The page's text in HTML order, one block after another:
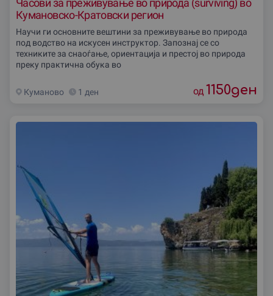
Часови за преживување во природа (surviving) во
Кумановско-Кратовски регион
Научи ги основните вештини за преживување во природа
под водство на искусен инструктор. Запознај се со
техниките за снаоѓање, ориентација и престој во природа
преку практична обука во
Куманово 1 ден од 1150ден